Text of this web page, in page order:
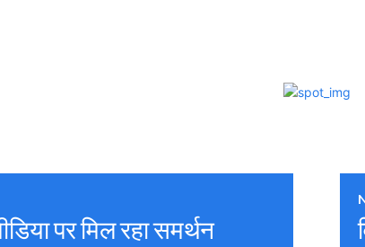
पर मिल रहा समर्थन